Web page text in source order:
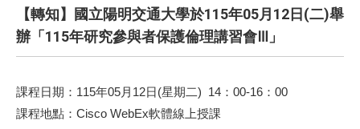
【轉知】國立陽明交通大學於115年05月12日(二)舉
辦「115年研究參與者保護倫理講習會Ⅲ」
課程日期：115年05月12日(星期二) 14：00-16：00
課程地點：Cisco WebEx軟體線上授課